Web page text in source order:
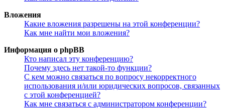
Вложения
Какие вложения разрешены на этой конференции?
Как мне найти мои вложения?
Информация о phpBB
Кто написал эту конференцию?
Почему здесь нет такой-то функции?
С кем можно связаться по вопросу некорректного
использования и/или юридических вопросов, связанных
с этой конференцией?
Как мне связаться с администратором конференции?